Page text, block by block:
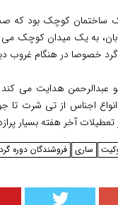
کوچک بود که صد
به یک میدان
گرد خصوصا در هنگام غروب
هدایت می کند
انواع اجناس از تی شرت
تعطیلات آخر هفته بسیار
ساری فروشندگان دوره گرد